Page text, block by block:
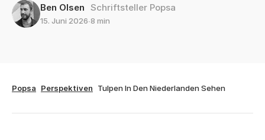
Ben Olsen Schriftsteller Popsa
15. Juni 2026∙8 min
Popsa Perspektiven Tulpen In Den Niederlanden Sehen